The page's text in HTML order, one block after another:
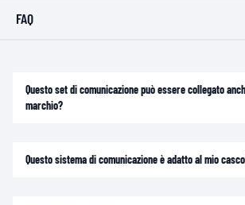
FAQ
Questo set di comunicazione può essere collegato
marchio?
Questo sistema di comunicazione è adatto al mio